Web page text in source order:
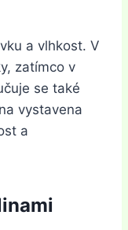
a vlhkost. V
zatímco v
se také
vystavena
a